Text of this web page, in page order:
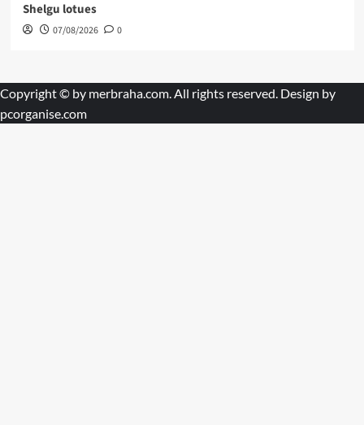
Shelgu lotues
07/08/2026 0
Copyright © by merbraha.com. All rights reserved. Design by
pcorganise.com